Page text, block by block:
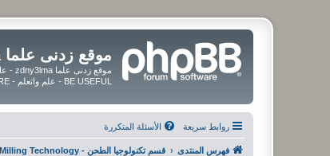
موقع زدنى علما zdny3lma
BE USEFUL - علم واتعلم - BE UPDATED - BE BLESSED WHEREVER YOU ARE
روابط سريعة الأسئلة المتكررة
فهرس المنتدى قسم تكنولوجيا الطحن - Milling Technology